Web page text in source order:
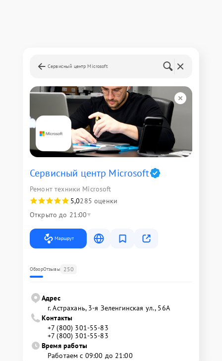
Сервисный центр Microsoft
Сервисный центр Microsoft
Ремонт техники Microsoft
5,0285 оценки
Открыто до 21:00
Маршрут
ОбзорОтзывы 250
Адрес
г. Астрахань, 3-я Зеленгинская ул., 56А
Контакты
+7 (800) 301-55-83
+7 (800) 301-55-83
Время работы
Работаем с 09:00 до 21:00